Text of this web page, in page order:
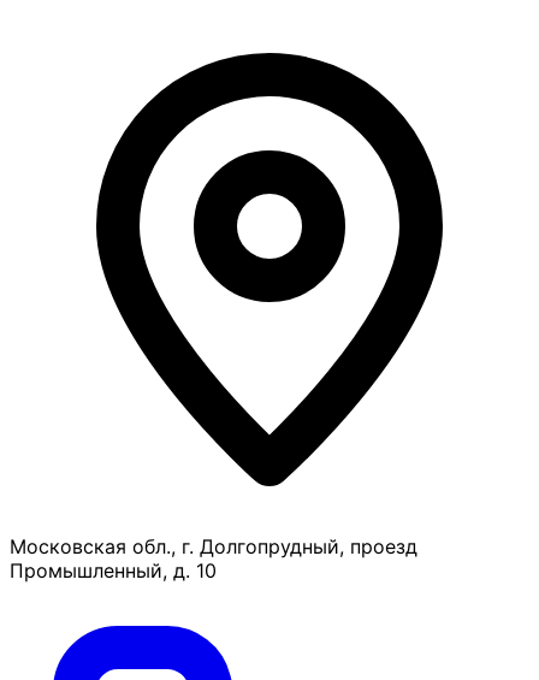
Московская обл., г. Долгопрудный, проезд
Промышленный, д. 10